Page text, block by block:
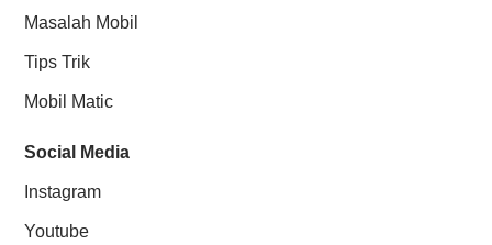
Masalah Mobil
Tips Trik
Mobil Matic
Social Media
Instagram
Youtube